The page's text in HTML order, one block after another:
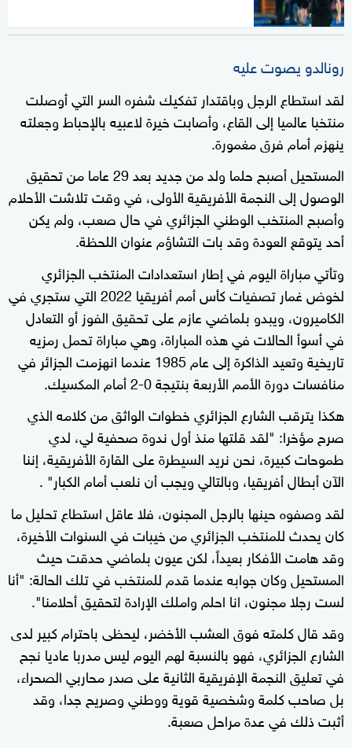
رونالدو يصوت عليه
لقد استطاع الرجل وباقتدار تفكيك شفره السر التي أوصلت
منتخبا عالميا إلى القاع، وأصابت خيرة لاعبيه بالإحباط وجعلته
ينهزم أمام فرق مغمورة.
المستحيل أصبح حلما ولد من جديد بعد 29 عاما من تحقيق
الوصول إلى النجمة الأفريقية الأولى، في وقت تلاشت الأحلام
وأصبح المنتخب الوطني الجزائري في حال صعب، ولم يكن
أحد يتوقع العودة وقد بات التشاؤم عنوان اللحظة.
وتأتي مباراة اليوم في إطار استعدادات المنتخب الجزائري
لخوض غمار تصفيات كأس أمم أفريقيا 2022 التي ستجري في
الكاميرون، ويبدو بلماضي عازم على تحقيق الفوز أو التعادل
في أسوأ الحالات في هذه المباراة، وهي مباراة تحمل رمزيه
تاريخية وتعيد الذاكرة إلى عام 1985 عندما انهزمت الجزائر في
منافسات دورة الأمم الأربعة بنتيجة 0-2 أمام المكسيك.
هكذا يترقب الشارع الجزائري خطوات الواثق من كلامه الذي
صرح مؤخرا: "لقد قلتها منذ أول ندوة صحفية لي، لدي
طموحات كبيرة، نحن نريد السيطرة على القارة الأفريقية، إننا
الآن أبطال أفريقيا، وبالتالي ويجب أن نلعب أمام الكبار" .
لقد وصفوه حينها بالرجل المجنون، فلا عاقل استطاع تحليل ما
كان يحدث للمنتخب الجزائري من خيبات في السنوات الأخيرة،
وقد هامت الأفكار بعيداً، لكن عيون بلماضي حدقت حيث
المستحيل وكان جوابه عندما قدم للمنتخب في تلك الحالة: "أنا
لست رجلا مجنون، انا احلم واملك الإرادة لتحقيق أحلامنا".
وقد قال كلمته فوق العشب الأخضر، ليحظى باحترام كبير لدى
الشارع الجزائري، فهو بالنسبة لهم اليوم ليس مدربا عاديا نجح
في تعليق النجمة الإفريقية الثانية على صدر محاربي الصحراء،
بل صاحب كلمة وشخصية قوية ووطني وصريح جدا، وقد
أثبت ذلك في عدة مراحل صعبة.